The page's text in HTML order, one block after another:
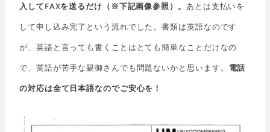
入してFAXを送るだけ（※下記画像参照）。 あとは支払いを
して申し込み完了という流れでした。書類は英語なのです
が、英語と言っても書くことはとても簡単なことだけなの
で、英語が苦手な親御さんでも問題ないかと思います。 電話
の対応は全て日本語なのでご安心を！